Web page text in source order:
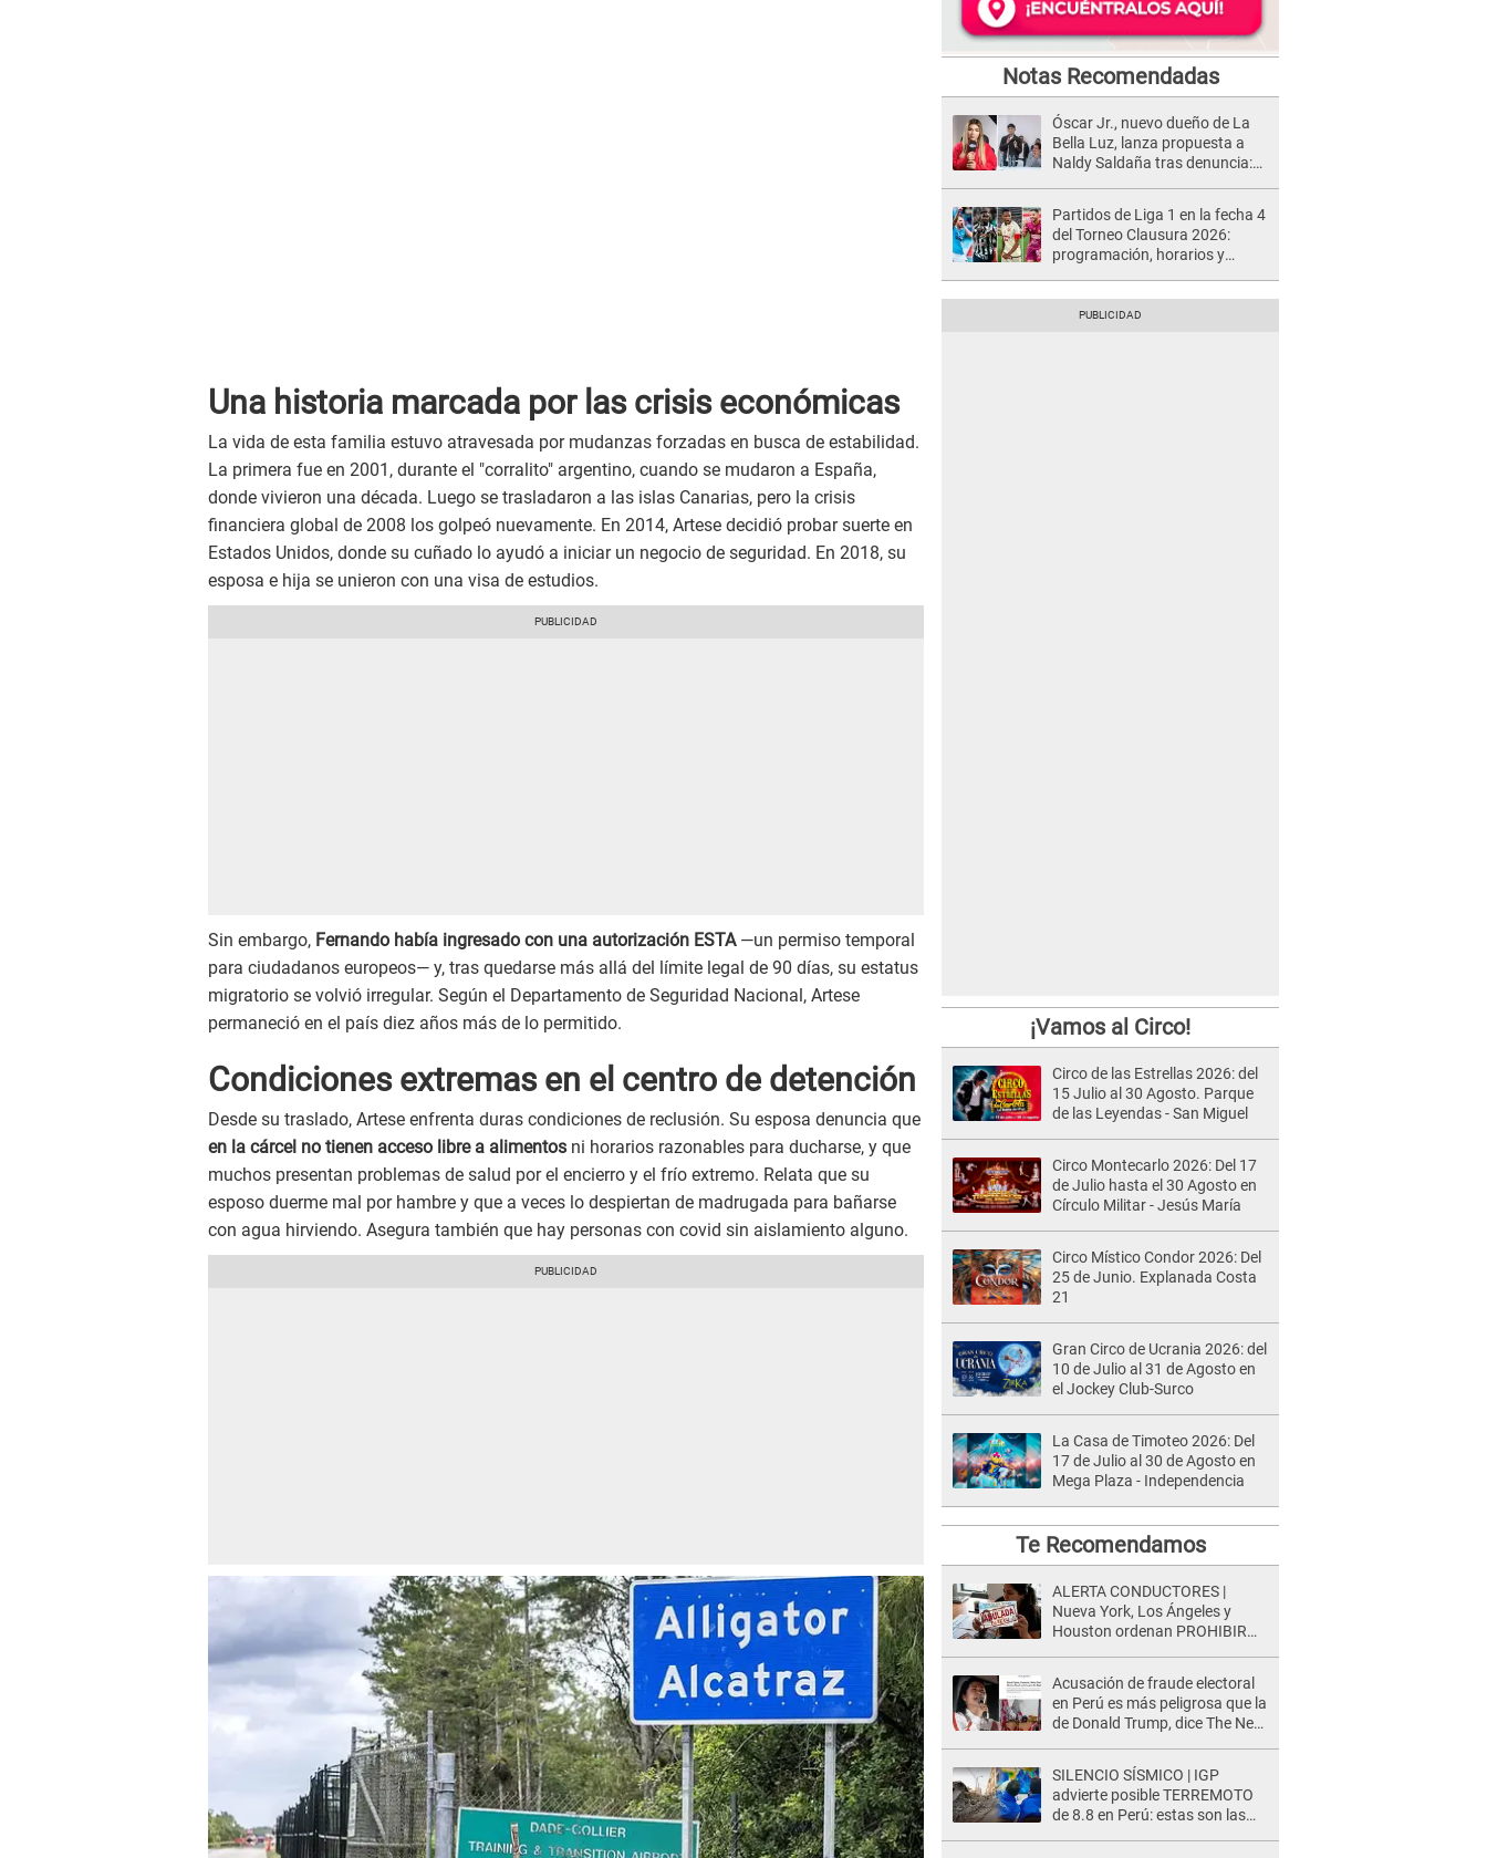
Una historia marcada por las crisis económicas
La vida de esta familia estuvo atravesada por mudanzas forzadas en busca de estabilidad.
La primera fue en 2001, durante el "corralito" argentino, cuando se mudaron a España,
donde vivieron una década. Luego se trasladaron a las islas Canarias, pero la crisis
financiera global de 2008 los golpeó nuevamente. En 2014, Artese decidió probar suerte en
Estados Unidos, donde su cuñado lo ayudó a iniciar un negocio de seguridad. En 2018, su
esposa e hija se unieron con una visa de estudios.
Sin embargo, Fernando había ingresado con una autorización ESTA—un permiso temporal
para ciudadanos europeos— y, tras quedarse más allá del límite legal de 90 días, su estatus
migratorio se volvió irregular. Según el Departamento de Seguridad Nacional, Artese
permaneció en el país diez años más de lo permitido.
Condiciones extremas en el centro de detención
Desde su traslado, Artese enfrenta duras condiciones de reclusión. Su esposa denuncia que
en la cárcel no tienen acceso libre a alimentos ni horarios razonables para ducharse, y que
muchos presentan problemas de salud por el encierro y el frío extremo. Relata que su
esposo duerme mal por hambre y que a veces lo despiertan de madrugada para bañarse
con agua hirviendo. Asegura también que hay personas con covid sin aislamiento alguno.
Notas Recomendadas
Óscar Jr., nuevo dueño de La
Bella Luz, lanza propuesta a
Naldy Saldaña tras denuncia:
Partidos de Liga 1 en la fecha 4
del Torneo Clausura 2026:
programación, horarios y
¡Vamos al Circo!
Circo de las Estrellas 2026: del
15 Julio al 30 Agosto. Parque
de las Leyendas - San Miguel
Circo Montecarlo 2026: Del 17
de Julio hasta el 30 Agosto en
Círculo Militar - Jesús María
Circo Místico Condor 2026: Del
25 de Junio. Explanada Costa
21
Gran Circo de Ucrania 2026: del
10 de Julio al 31 de Agosto en
el Jockey Club-Surco
La Casa de Timoteo 2026: Del
17 de Julio al 30 de Agosto en
Mega Plaza - Independencia
Te Recomendamos
ALERTA CONDUCTORES |
Nueva York, Los Ángeles y
Houston ordenan PROHIBIR
Acusación de fraude electoral
en Perú es más peligrosa que la
de Donald Trump, dice The New
SILENCIO SÍSMICO | IGP
advierte posible TERREMOTO
de 8.8 en Perú: estas son las